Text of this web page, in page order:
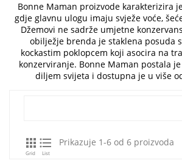
Bonne Maman proizvode karakterizira
gdje glavnu ulogu imaju svježe voće,
Džemovi ne sadrže umjetne
obilježje brenda je staklena posuda
kockastim poklopcem koji asocira na
konzerviranje. Bonne Maman postala
diljem svijeta i dostupna je u više

Grid

List
Prikazuje 1-6 od 6 proizvoda